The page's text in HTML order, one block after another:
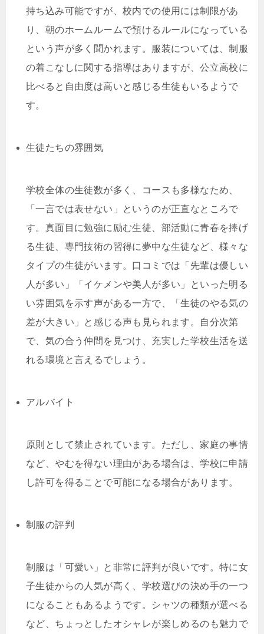
持ち込み可能ですが、校内での使用には制限があ
り、朝のホームルームで預けるルールになっている
という声が多く聞かれます。服装については、制服
の着こなしに関する指導はありますが、公立高校に
比べると自由度は高いと感じる生徒もいるようで
す。
生徒たちの雰囲気
学校全体の生徒数が多く、コースも多様なため、
「一言では表せない」というのが正直なところで
す。真面目に勉強に励む生徒、部活動に青春を捧げ
る生徒、専門技術の習得に夢中な生徒など、様々な
タイプの生徒がいます。口コミでは「先輩は優しい
人が多い」「イケメンや美人が多い」といった明る
い雰囲気を示す声がある一方で、「生徒のやる気の
差が大きい」と感じる声も見られます。自分次第
で、気の合う仲間を見つけ、充実した学校生活を送
れる環境と言えるでしょう。
アルバイト
原則として禁止されています。ただし、家庭の事情
など、やむを得ない理由がある場合は、学校に申請
し許可を得ることで可能になる場合があります。
制服の評判
制服は「可愛い」と非常に評判が良いです。特に女
子生徒からの人気が高く、学校選びの決め手の一つ
になることもあるようです。シャツの種類が選べる
など、ちょっとしたオシャレが楽しめるのも魅力で